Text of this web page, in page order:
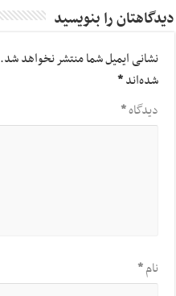
دیدگاهتان را بنویسید
نشانی ایمیل شما منتشر نخواهد شد.
شده‌اند*
دیدگاه*
نام*